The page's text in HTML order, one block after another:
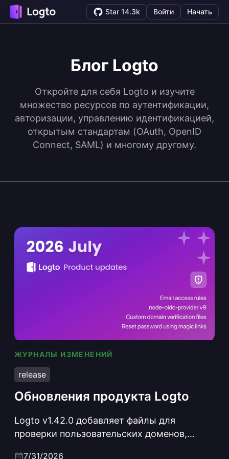
Star 14.3k Войти Начать
Блог Logto
Откройте для себя Logto и изучите
множество ресурсов по аутентификации,
авторизации, управлению идентификацией,
открытым стандартам (OAuth, OpenID
Connect, SAML) и многому другому.
ЖУРНАЛЫ ИЗМЕНЕНИЙ
release
Обновления продукта Logto
Logto v1.42.0 добавляет файлы для
проверки пользовательских доменов,
7/31/2026